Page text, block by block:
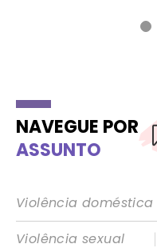
NAVEGUE POR
ASSUNTO
Violência
Violência sexual
|